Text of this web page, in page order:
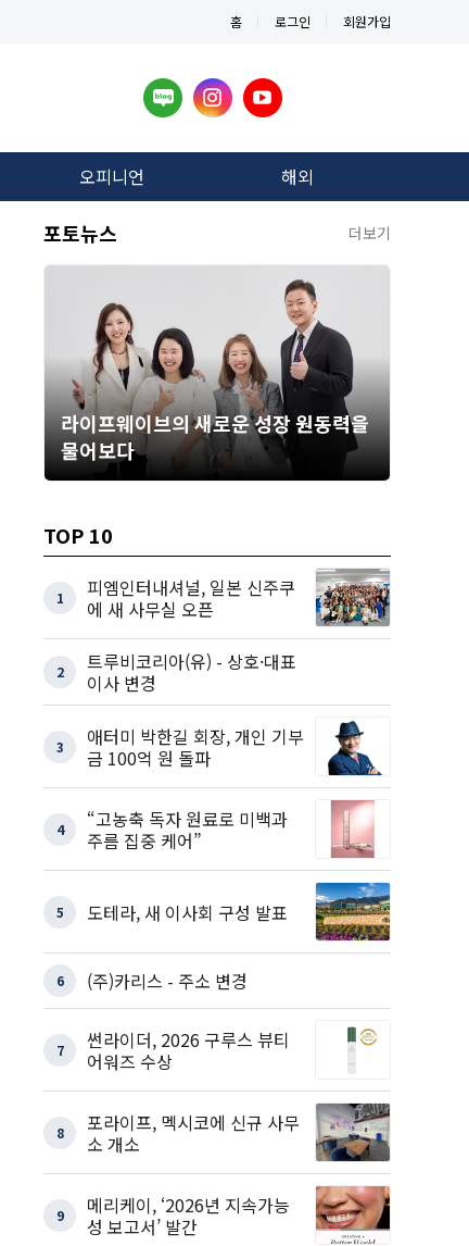
홈 로그인 회원가입
오피니언 해외
포토뉴스 더보기
라이프웨이브의 새로운 성장 원동력을
물어보다
TOP 10
1
피엠인터내셔널, 일본 신주쿠
에 새 사무실 오픈
2
트루비코리아(유) - 상호·대표
이사 변경
3
애터미 박한길 회장, 개인 기부
금 100억 원 돌파
4
“고농축 독자 원료로 미백과
주름 집중 케어”
5 도테라, 새 이사회 구성 발표
6 (주)카리스 - 주소 변경
7
썬라이더, 2026 구루스 뷰티
어워즈 수상
8
포라이프, 멕시코에 신규 사무
소 개소
9
메리케이, ‘2026년 지속가능
성 보고서’ 발간